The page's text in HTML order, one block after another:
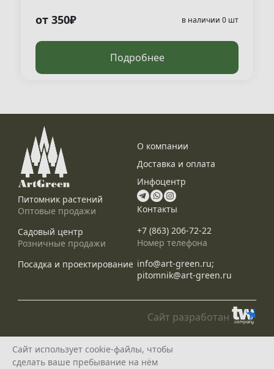
Сайт использует cookie-файлы, чтобы
сделать ваше пребывание на нём
от 350₽ в наличии 0 шт
Подробнее
Питомник растений
Оптовые продажи
Садовый центр
Розничные продажи
Посадка и проектирование
О компании
Доставка и оплата
Инфоцентр
Контакты
+7 (863) 206-72-22
Номер телефона
info@art-green.ru;
pitomnik@art-green.ru
© ARTGREEN, 2015-2026
*Данное предложение не является публичной офертой, определяемой
положениями статей 435, 437 Гражданского Кодекса РФ, и носит
Сайт разработан